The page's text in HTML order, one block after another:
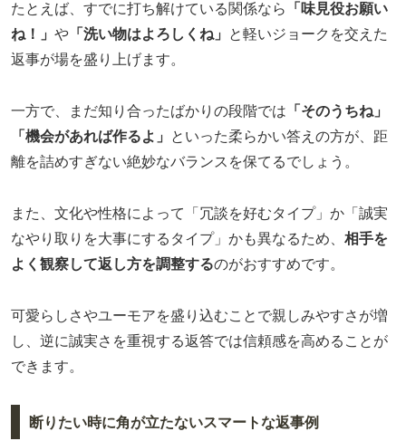
たとえば、すでに打ち解けている関係なら
「味見役お願い
ね！」 や 「洗い物はよろしくね」
と軽いジョークを交えた
返事が場を盛り上げます。
一方で、まだ知り合ったばかりの段階では 「そのうちね」
「機会があれば作るよ」
といった柔らかい答えの方が、距
離を詰めすぎない絶妙なバランスを保てるでしょう。
また、文化や性格によって「冗談を好むタイプ」か「誠実
なやり取りを大事にするタイプ」かも異なるため、 相手を
よく観察して返し方を調整するのがおすすめです。
可愛らしさやユーモアを盛り込むことで親しみやすさが増
し、逆に誠実さを重視する返答では信頼感を高めることが
できます。
断りたい時に角が立たないスマートな返事例